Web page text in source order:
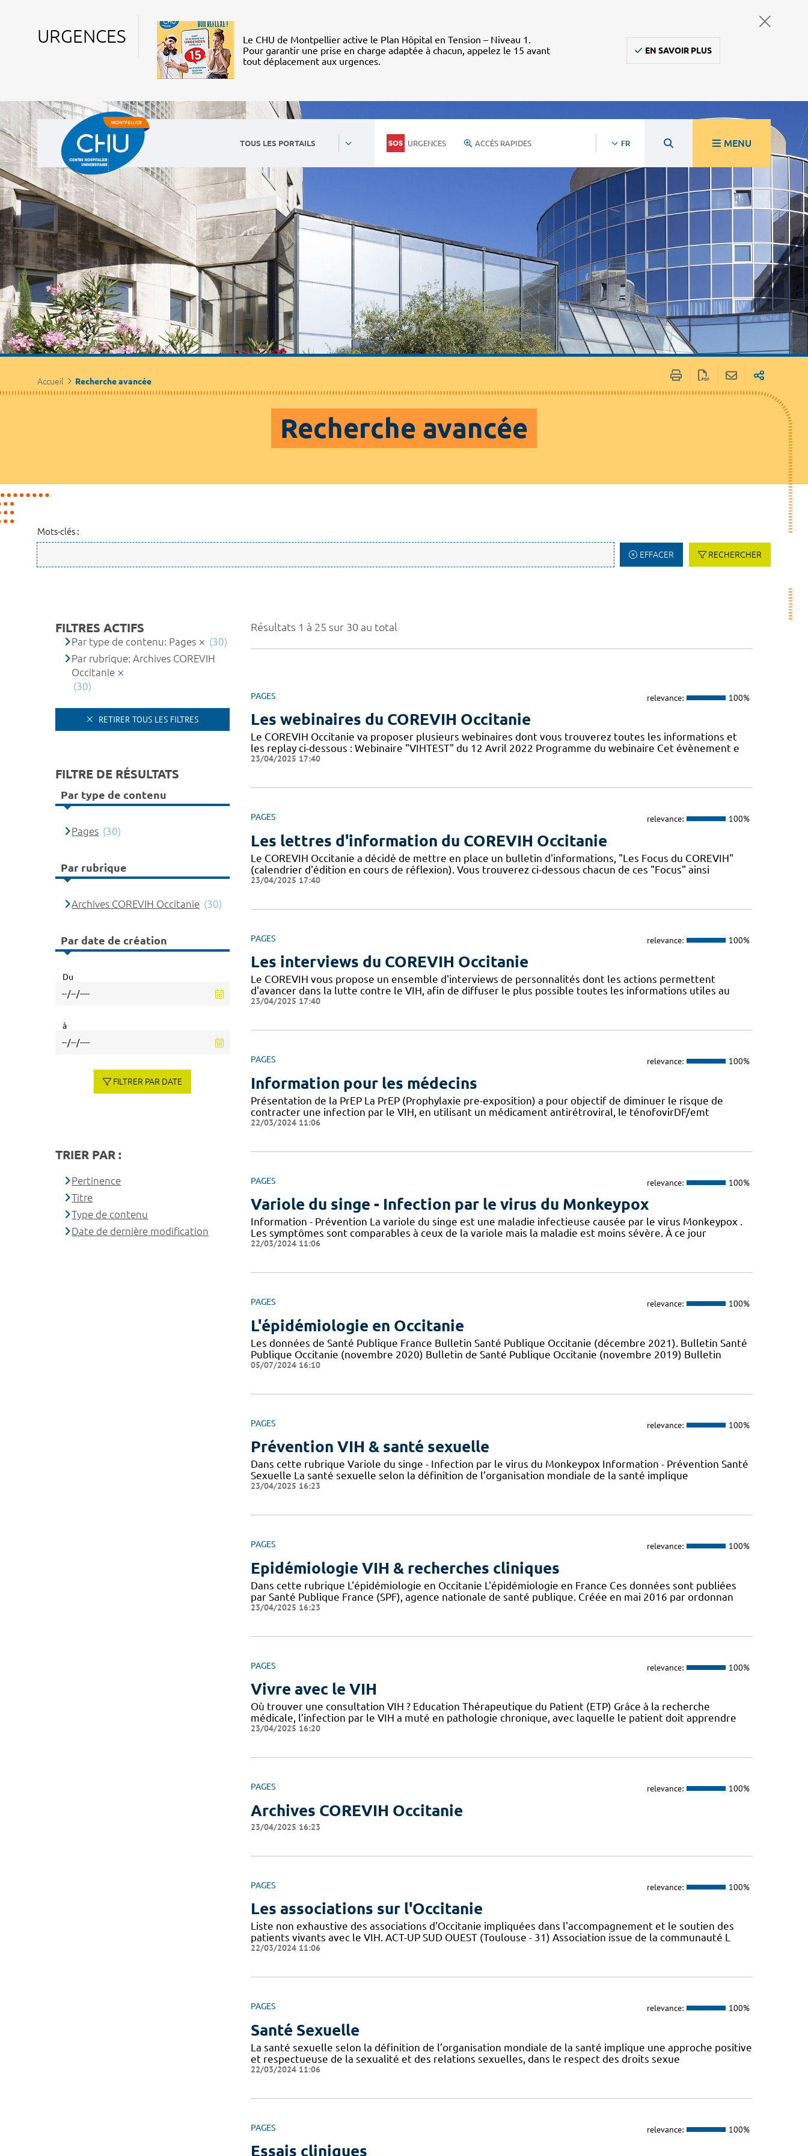
URGENCES
Le CHU de Montpellier active le Plan Hôpital en Tension – Niveau 1.
Pour garantir une prise en charge adaptée à chacun, appelez le 15 avant
tout déplacement aux urgences.
EN SAVOIR PLUS
TOUS LES PORTAILS URGENCES ACCÈS RAPIDES FR MENU
Accueil Recherche avancée
Recherche avancée
Mots-clés :
EFFACER RECHERCHER
Résultats 1 à 25 sur 30 au total
PAGES relevance: 100%
Les webinaires du COREVIH Occitanie
Le COREVIH Occitanie va proposer plusieurs webinaires dont vous trouverez toutes les informations et
les replay ci-dessous : Webinaire "VIHTEST" du 12 Avril 2022 Programme du webinaire Cet évènement e
23/04/2025 17:40
PAGES relevance: 100%
Les lettres d'information du COREVIH Occitanie
Le COREVIH Occitanie a décidé de mettre en place un bulletin d'informations, "Les Focus du COREVIH"
(calendrier d'édition en cours de réflexion). Vous trouverez ci-dessous chacun de ces "Focus" ainsi
23/04/2025 17:40
PAGES relevance: 100%
Les interviews du COREVIH Occitanie
Le COREVIH vous propose un ensemble d'interviews de personnalités dont les actions permettent
d'avancer dans la lutte contre le VIH, afin de diffuser le plus possible toutes les informations utiles au
23/04/2025 17:40
PAGES relevance: 100%
Information pour les médecins
Présentation de la PrEP La PrEP (Prophylaxie pre-exposition) a pour objectif de diminuer le risque de
contracter une infection par le VIH, en utilisant un médicament antirétroviral, le ténofovirDF/emt
22/03/2024 11:06
PAGES relevance: 100%
Variole du singe - Infection par le virus du Monkeypox
Information - Prévention La variole du singe est une maladie infectieuse causée par le virus Monkeypox .
Les symptômes sont comparables à ceux de la variole mais la maladie est moins sévère. À ce jour
22/03/2024 11:06
PAGES relevance: 100%
L'épidémiologie en Occitanie
Les données de Santé Publique France Bulletin Santé Publique Occitanie (décembre 2021). Bulletin Santé
Publique Occitanie (novembre 2020) Bulletin de Santé Publique Occitanie (novembre 2019) Bulletin
05/07/2024 16:10
PAGES relevance: 100%
Prévention VIH & santé sexuelle
Dans cette rubrique Variole du singe - Infection par le virus du Monkeypox Information - Prévention Santé
Sexuelle La santé sexuelle selon la définition de l’organisation mondiale de la santé implique
23/04/2025 16:23
PAGES relevance: 100%
Epidémiologie VIH & recherches cliniques
Dans cette rubrique L'épidémiologie en Occitanie L'épidémiologie en France Ces données sont publiées
par Santé Publique France (SPF), agence nationale de santé publique. Créée en mai 2016 par ordonnan
23/04/2025 16:23
PAGES relevance: 100%
Vivre avec le VIH
Où trouver une consultation VIH ? Education Thérapeutique du Patient (ETP) Grâce à la recherche
médicale, l’infection par le VIH a muté en pathologie chronique, avec laquelle le patient doit apprendre
23/04/2025 16:20
PAGES relevance: 100%
Archives COREVIH Occitanie
23/04/2025 16:23
PAGES relevance: 100%
Les associations sur l'Occitanie
Liste non exhaustive des associations d'Occitanie impliquées dans l'accompagnement et le soutien des
patients vivants avec le VIH. ACT-UP SUD OUEST (Toulouse - 31) Association issue de la communauté L
22/03/2024 11:06
PAGES relevance: 100%
Santé Sexuelle
La santé sexuelle selon la définition de l’organisation mondiale de la santé implique une approche positive
et respectueuse de la sexualité et des relations sexuelles, dans le respect des droits sexue
22/03/2024 11:06
PAGES relevance: 100%
Essais cliniques
FILTRES ACTIFS
Par type de contenu: Pages
(30)
Par rubrique: Archives COREVIH
Occitanie
(30)
RETIRER TOUS LES FILTRES
FILTRE DE RÉSULTATS
Par type de contenu
Pages (30)
Par rubrique
Archives COREVIH Occitanie (30)
Par date de création
Du
à
FILTRER PAR DATE
TRIER PAR :
Pertinence
Titre
Type de contenu
Date de dernière modification